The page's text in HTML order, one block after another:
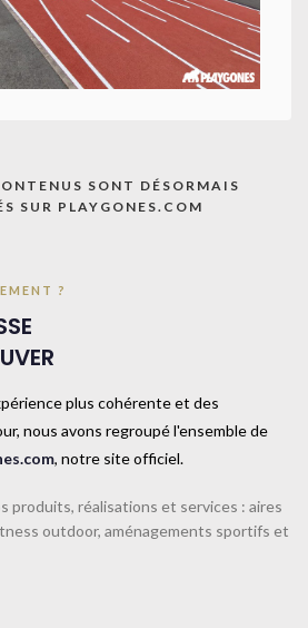
SONT DÉSORMAIS
SUR PLAYGONES.COM
?
plus cohérente et des
nous avons regroupé l'ensemble de
, notre site officiel.
produits, réalisations et services : aires
outdoor, aménagements sportifs et
: 70cm-TAILLE UNIQUE-
une meilleure stabilité pour l’utilisation
TAILLE UNIQUE